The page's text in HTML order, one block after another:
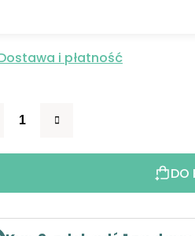
i płatność
DO